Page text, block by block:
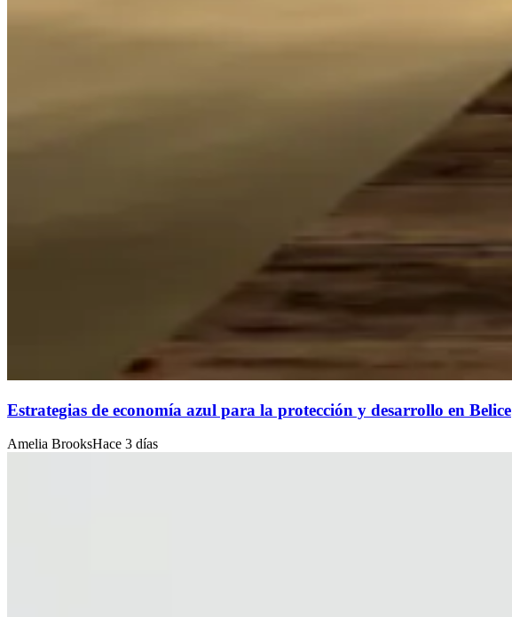
Estrategias de economía azul para la protección y desarrollo en Belice
Amelia BrooksHace 3 días